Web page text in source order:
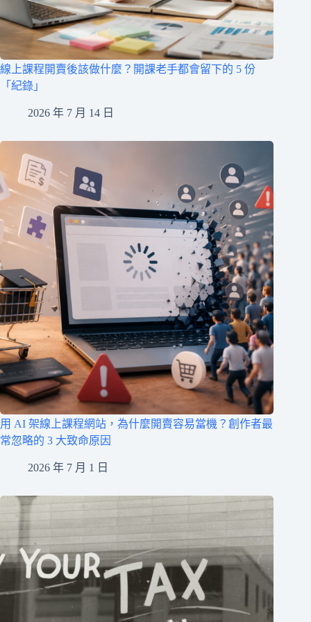
線上課程開賣後該做什麼？開課老手都會留下的 5 份
「紀錄」
2026 年 7 月 14 日
用 AI 架線上課程網站，為什麼開賣容易當機？創作者最
常忽略的 3 大致命原因
2026 年 7 月 1 日